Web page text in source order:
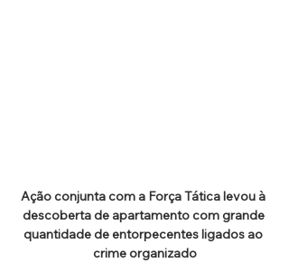
Ação conjunta com a Força Tática levou à
descoberta de apartamento com grande
quantidade de entorpecentes ligados ao
crime organizado